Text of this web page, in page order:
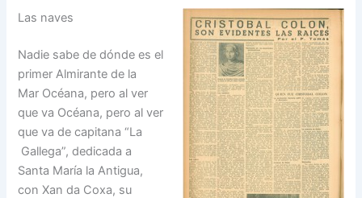
Las naves
Nadie sabe de dónde es el
primer Almirante de la
Mar Océana, pero al ver
que va Océana, pero al ver
que va de capitana “La
Gallega”, de­dicada a
Santa María la An­tigua,
con Xan da Coxa, su